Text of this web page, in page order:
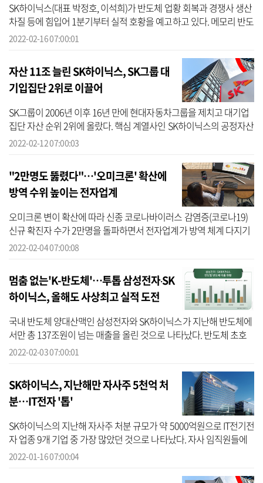
SK하이닉스(대표 박정호, 이석희)가 반도체 업황 회복과 경쟁사 생산
차질 등에 힘입어 1분기부터 실적 호황을 예고하고 있다. 메모리 반도
체는 올해 상반기까지 약세가 이어질 것으로 예상됐던 현물가격이 이
2022-02-16 07:00:01
자산 11조 늘린 SK하이닉스, SK그룹 대
기입집단 2위로 이끌어
SK그룹이 2006년 이후 16년 만에 현대자동차그룹을 제치고 대기업
집단 자산 순위 2위에 올랐다. 핵심 계열사인 SK하이닉스의 공정자산
이 크게 늘어난 것이 역할을 했다. 12일 기업데이터연구소 CEO스코
2022-02-12 07:00:03
"2만명도 뚫렸다"…'오미크론' 확산에
방역 수위 높이는 전자업계
오미크론 변이 확산에 따라 신종 코로나바이러스 감염증(코로나19)
신규 확진자 수가 2만명을 돌파하면서 전자업계가 방역 체계 다지기
에 고삐를 죄고 있다. 임직원에게 부스터샷 접종을 권고하는 한편 해
2022-02-04 07:00:08
멈춤 없는'K-반도체'…투톱 삼성전자‧SK
하이닉스, 올해도 사상최고 실적 도전
국내 반도체 양대산맥인 삼성전자와 SK하이닉스가 지난해 반도체에
서만 총 137조원이 넘는 매출을 올린 것으로 나타났다. 반도체 초호
황기였던 2018년을 넘어서는 사상 최대치다. 올해도 메모리 반도체
2022-02-03 07:00:01
SK하이닉스, 지난해만 자사주 5천억 처
분…IT전자 '톱'
SK하이닉스의 지난해 자사주 처분 규모가 약 5000억원으로 IT전기전
자 업종 9개 기업 중 가장 많았던 것으로 나타났다. 자사 임직원들에
게 대규모 자사주를 지급한 영향이 컸다. 16일 기업데이터연구소
2022-01-16 07:00:04